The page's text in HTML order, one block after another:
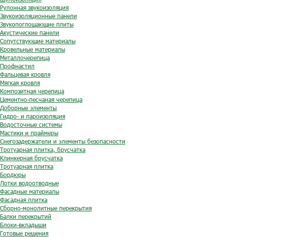
Рулонная звукоизоляция
Звукоизоляционные панели
Звукопоглощающие плиты
Акустические панели
Сопутствующие материалы
Кровельные материалы
Металлочерепица
Профнастил
Фальцевая кровля
Мягкая кровля
Композитная черепица
Цементно-песчаная черепица
Доборные элементы
Гидро- и пароизоляция
Водосточные системы
Мастики и праймеры
Снегозадержатели и элементы безопасности
Тротуарная плитка, брусчатка
Клинкерная брусчатка
Тротуарная плитка
Бордюры
Лотки водоотводные
Фасадные материалы
Фасадная плитка
Сборно-монолитные перекрытия
Балки перекрытий
Блоки-вкладыши
Готовые решения